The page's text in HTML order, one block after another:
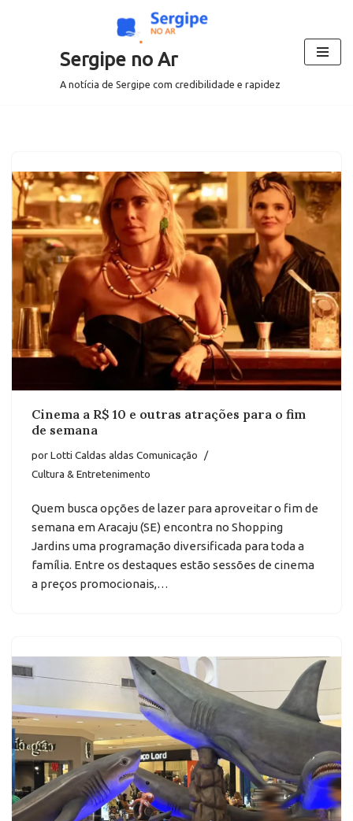
Sergipe no Ar
A notícia de Sergipe com credibilidade e rapidez
Cinema a R$ 10 e outras atrações para o fim
de semana
porLotti Caldas aldas Comunicação
Cultura & Entretenimento
Quem busca opções de lazer para aproveitar o fim de
semana em Aracaju (SE) encontra no Shopping
Jardins uma programação diversificada para toda a
família. Entre os destaques estão sessões de cinema
a preços promocionais,…